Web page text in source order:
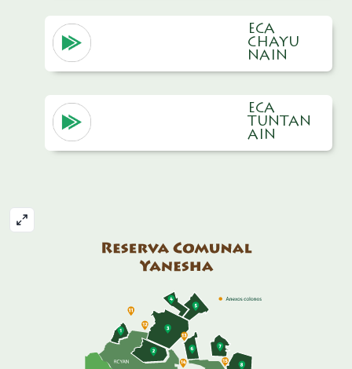
ECA
CHAYU
NAIN
ECA
TUNTAN
AIN